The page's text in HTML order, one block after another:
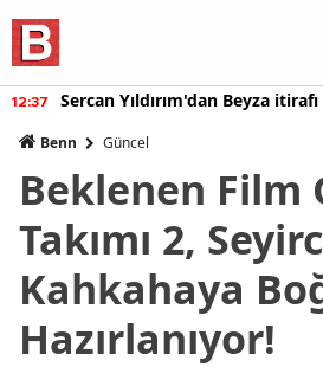
12:37 Sercan Yıldırım'dan Beyza itirafı
Benn Güncel
Beklenen Film
Takımı 2,
Kahkahaya
Hazırlanıyor!